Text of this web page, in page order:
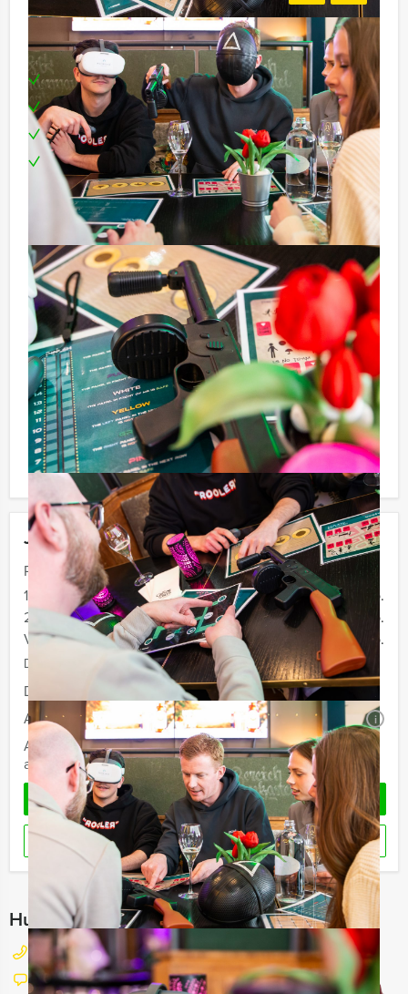
Jouw uitje
Prijs :
12 - 19 personen
€ 44,50 p.p.
20 - 39 personen
€ 41,50 p.p.
Vanaf 40 personen
€ 37,50 p.p.
De prijzen zijn exclusief BTW
Duur:
2 uur
Aantal:
Minimaal 12 personen i
Afhankelijk van de in overleg gekozen locatie voor uw
arrangement kan een extra zaalhuur worden berekend
OFFERTE AANVRAGEN
RESERVEREN
Hulp nodig bij het kiezen?
077 206 4000
Chat met Maaike
Inclusief:
Professionele begeleiding
Moderne VR-brillen
Leuke prijs voor het winnende team
Te boeken op uw gewenste dag en tijdstip!
Niet telkens uw knip hoeven trekken om uw drankje af
te rekenen? Voor € 13,50 per persoon per uur (excl.
BTW) kunt u gebruikmaken van het drankarrangement,
waarbij u onbeperkt kunt genieten van bier, fris,
huiswijn, koffie en thee. En… zo komt u ook achteraf
niet voor verrassingen te staan!
Reservering voor kleinere groepen
Afhankelijk van het minimaal aantal deelnemers
berekenen wij de minimale prijs voor dit arrangement.
U kunt altijd voor minder personen boeken als u bereid
bent om de minimale prijs te betalen.